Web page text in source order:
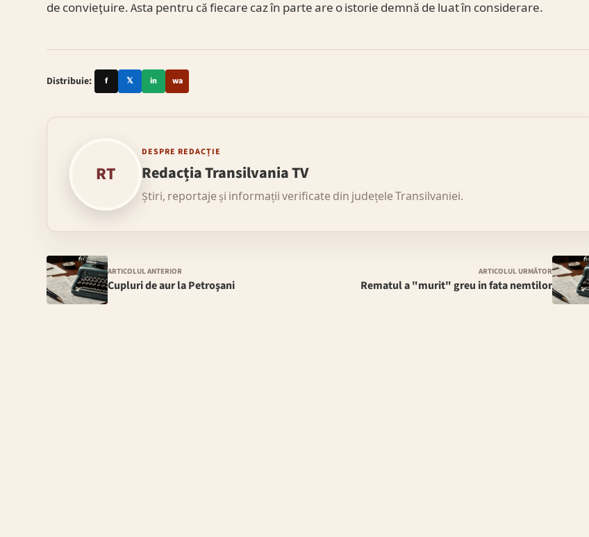
de convieţuire. Asta pentru că fiecare caz în parte are o istorie demnă de luat în considerare.
Distribuie: f 𝕏 in wa
RT
DESPRE REDACȚIE
Redacția Transilvania TV
Știri, reportaje și informații verificate din județele Transilvaniei.
ARTICOLUL ANTERIOR
Cupluri de aur la Petroşani
ARTICOLUL URMĂTOR
Rematul a "murit" greu in fata nemtilor